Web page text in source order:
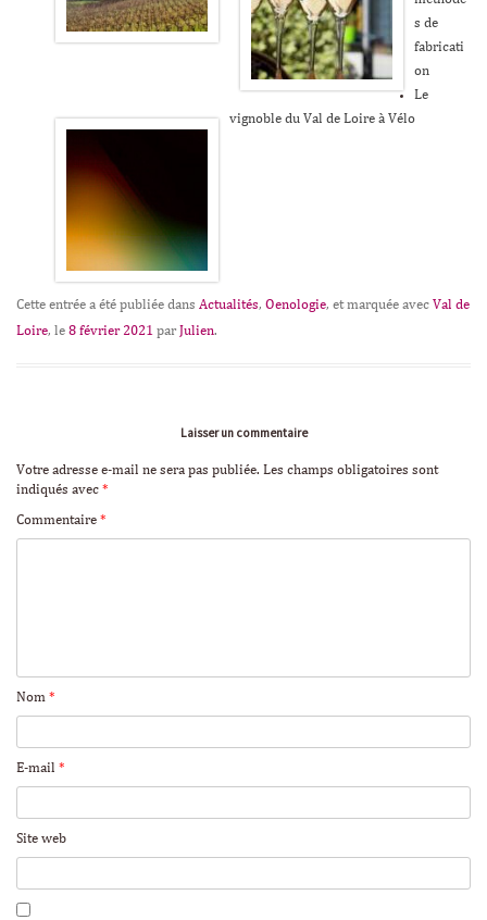
s de
fabricati
on
Le
vignoble du Val de Loire à Vélo
Cette entrée a été publiée dans Actualités, Oenologie, et marquée avec Val de
Loire, le 8 février 2021 par Julien.
Laisser un commentaire
Votre adresse e-mail ne sera pas publiée. Les champs obligatoires sont
indiqués avec *
Commentaire *
Nom *
E-mail *
Site web